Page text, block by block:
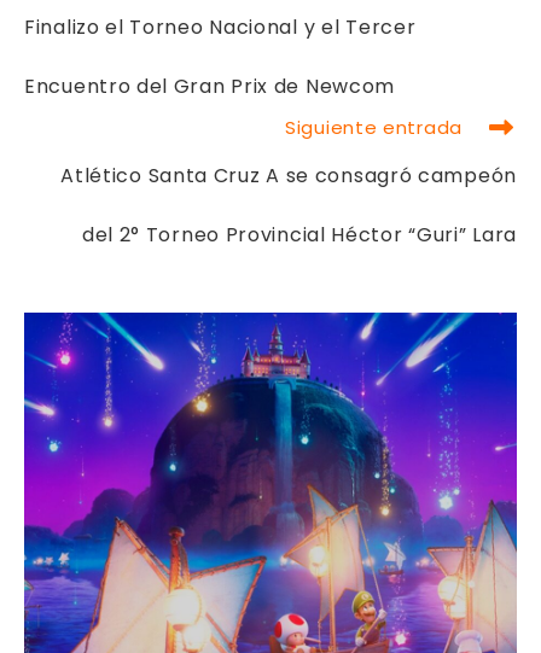
ARTÍCULOS
Finalizo el Torneo Nacional y el Tercer
Encuentro del Gran Prix de Newcom
Siguiente entrada
Atlético Santa Cruz A se consagró campeón
del 2° Torneo Provincial Héctor “Guri” Lara